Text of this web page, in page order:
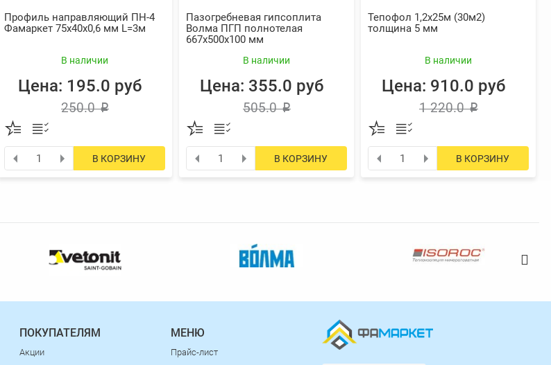
Профиль направляющий ПН-4
Фамаркет 75x40x0,6 мм L=3м
В наличии
Цена: 195.0 руб
250.0 p
В КОРЗИНУ
Пазогребневая гипсоплита
Волма ПГП полнотелая
667х500х100 мм
В наличии
Цена: 355.0 руб
505.0 p
В КОРЗИНУ
Тепофол 1,2х25м (30м2)
толщина 5 мм
В наличии
Цена: 910.0 руб
1 220.0 p
В КОРЗИНУ
ПОКУПАТЕЛЯМ
Акции
МЕНЮ
Прайс-лист